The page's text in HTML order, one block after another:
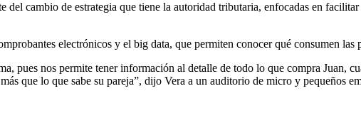
cambio de estrategia que tiene la autoridad tributaria, enfocadas en
electrónicos y el big data, que permiten conocer qué consumen las
pues nos permite tener información al detalle de todo lo que compra Juan,
que lo que sabe su pareja”, dijo Vera a un auditorio de micro y pequeños